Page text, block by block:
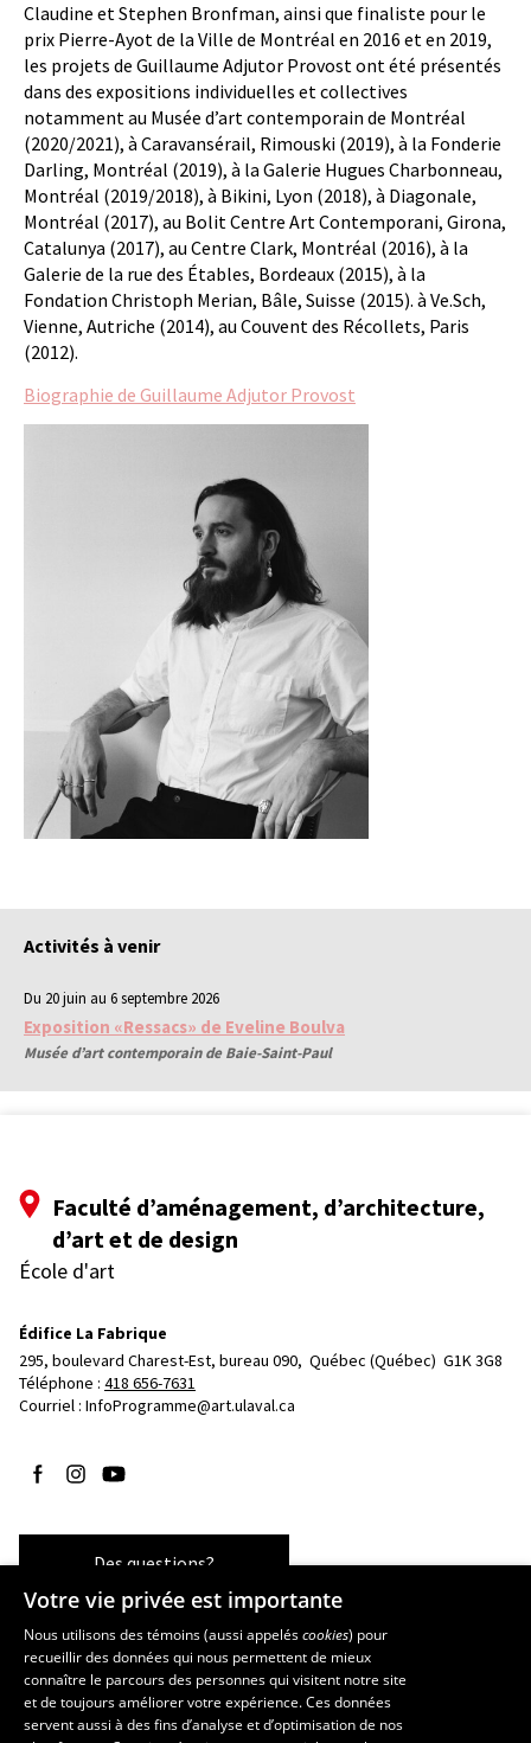
Claudine et Stephen Bronfman, ainsi que finaliste pour le
prix Pierre-Ayot de la Ville de Montréal en 2016 et en 2019,
les projets de Guillaume Adjutor Provost ont été présentés
dans des expositions individuelles et collectives
notamment au Musée d’art contemporain de Montréal
(2020/2021), à Caravansérail, Rimouski (2019), à la Fonderie
Darling, Montréal (2019), à la Galerie Hugues Charbonneau,
Montréal (2019/2018), à Bikini, Lyon (2018), à Diagonale,
Montréal (2017), au Bolit Centre Art Contemporani, Girona,
Catalunya (2017), au Centre Clark, Montréal (2016), à la
Galerie de la rue des Étables, Bordeaux (2015), à la
Fondation Christoph Merian, Bâle, Suisse (2015). à Ve.Sch,
Vienne, Autriche (2014), au Couvent des Récollets, Paris
(2012).
Biographie de Guillaume Adjutor Provost
Activités à venir
Du 20 juin au 6 septembre 2026
Exposition «Ressacs» de Eveline Boulva
Musée d’art contemporain de Baie-Saint-Paul
Faculté d’aménagement, d’architecture,
d’art et de design
École d'art
Édifice La Fabrique
295, boulevard Charest-Est, bureau 090, Québec (Québec)  G1K 3G8
Téléphone : 418 656-7631
Courriel : InfoProgramme@art.ulaval.ca
Suivez-nous sur Facebook
Suivez-nous sur Instagram
Suivez-nous sur YouTube
Des questions?
Les écoles et la recherche
École supérieure d’aménagement du territoire et de développement
régional
Votre vie privée est importante
Nous utilisons des témoins (aussi appeléscookies) pour
recueillir des données qui nous permettent de mieux
connaître le parcours des personnes qui visitent notre site
et de toujours améliorer votre expérience. Ces données
servent aussi à des fins d’analyse et d’optimisation de nos